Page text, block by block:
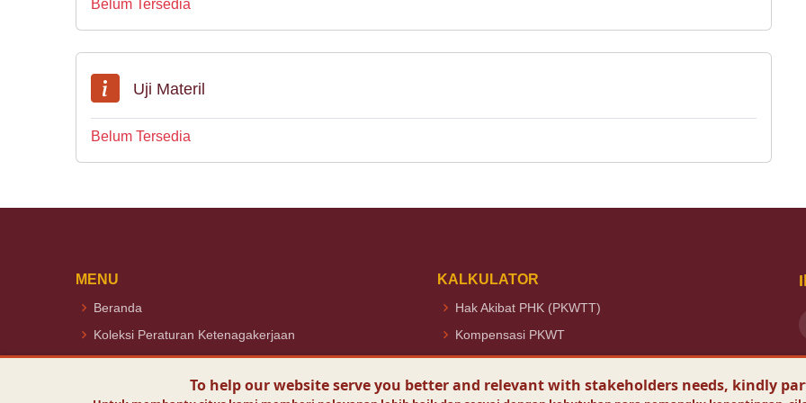
Belum Tersedia
Uji Materil
Belum Tersedia
To help our website serve you better and relevant with stakeholders needs, kindly
MENU
Beranda
Koleksi Peraturan Ketenagakerjaan
Peraturan Utama
KALKULATOR
Hak Akibat PHK (PKWTT)
Kompensasi PKWT
Upah Lembur
THR